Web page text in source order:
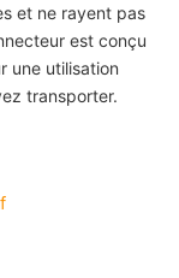
et ne rayent pas
est conçu
une utilisation
transporter.